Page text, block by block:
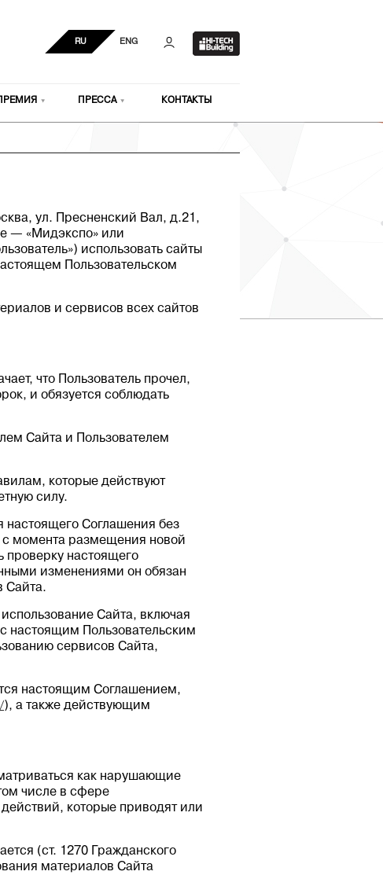
RU ENG
ПРЕМИЯ ПРЕССА КОНТАКТЫ
ул. Пресненский Вал, д.21,
— «Мидэкспо» или
использовать сайты
Пользовательском
и сервисов всех сайтов
что Пользователь прочел,
и обязуется соблюдать
Сайта и Пользователем
которые действуют
силу.
настоящего Соглашения без
с момента размещения новой
проверку настоящего
изменениями он обязан
Сайта.
Сайта, включая
настоящим Пользовательским
сервисов Сайта,
настоящим Соглашением,
), а также действующим
как нарушающие
числе в сфере
которые приводят или
(ст. 1270 Гражданского
материалов Сайта